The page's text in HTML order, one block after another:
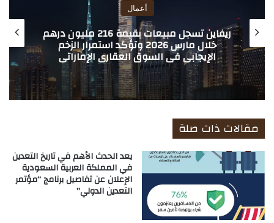
أعمال
ريفاين تسجل مبيعات بقيمة 216 مليون درهم
خلال مارس 2026 وتؤكد استمرار الزخم
الإيجابي في السوق العقاري الإماراتي
مقالات ذات صلة
يعد الحدث الأهم في تاريخ التعدين
في المملكة العربية السعودية
الإعلان عن تفاصيل برنامج “مؤتمر
التعدين الدولي”